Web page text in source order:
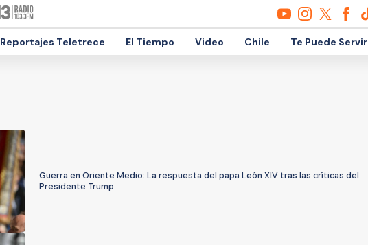
Reportajes Teletrece El Tiempo Video Chile Te Puede Servir
Guerra en Oriente Medio: La respuesta del papa León XIV tras las críticas del
Presidente Trump